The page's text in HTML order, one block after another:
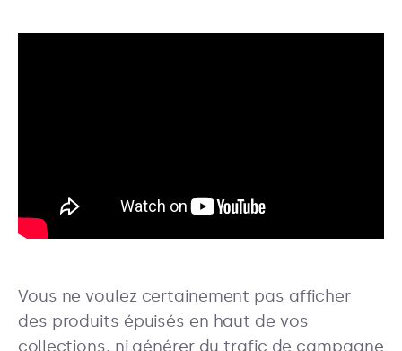
Vous ne voulez certainement pas afficher
des produits épuisés en haut de vos
collections, ni générer du trafic de campagne